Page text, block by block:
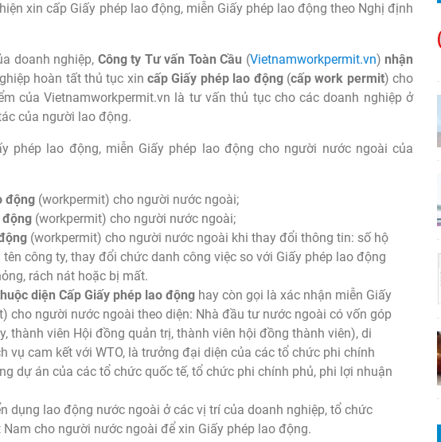
xin cấp Giấy phép lao động, miễn Giấy phép lao động theo Nghị định
doanh nghiệp, Công ty Tư vấn Toàn Cầu (Vietnamworkpermit.vn) nhận
hoàn tất thủ tục xincấp Giấy phép lao động(cấp work permit) cho
của Vietnamworkpermit.vn là tư vấn thủ tục cho các doanh nghiệp ở
của người lao động.
phép lao động, miễn Giấy phép lao động cho người nước ngoài của
động (workpermit) cho người nước ngoài;
động (workpermit) cho người nước ngoài;
(workpermit) cho người nước ngoài khi thay đổi thông tin: số hộ
công ty, thay đổi chức danh công việc so với Giấy phép lao động
rách nát hoặc bị mất.
diện Cấp Giấy phép lao động hay còn gọi là xác nhận miễn Giấy
cho người nước ngoài theo diện: Nhà đầu tư nước ngoài có vốn góp
thành viên Hội đồng quản trị, thành viên hội đồng thành viên), di
vụ cam kết với WTO, là trưởng đại diện của các tổ chức phi chính
dự án của các tổ chức quốc tế, tổ chức phi chính phủ, phi lợi nhuận
dụng lao động nước ngoài ở các vị trí của doanh nghiệp, tổ chức
cho người nước ngoài để xin Giấy phép lao động.